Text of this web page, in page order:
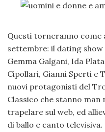
Questi torneranno come
settembre: il dating
Gemma Galgani, Ida
Cipollari, Gianni Sperti e
nuovi protagonisti del
Classico che stanno
trapelare sul web, ed
di ballo e canto